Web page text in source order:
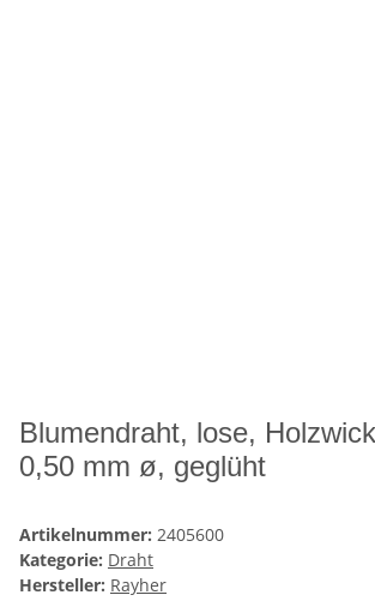
Blumendraht, lose,
0,50 mm ø, geglüht
Artikelnummer: 2405600
Kategorie: Draht
Hersteller: Rayher